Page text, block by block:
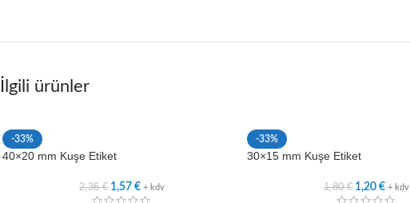
İlgili ürünler
-33%
40×20 mm Kuşe Etiket
2,36€ 1,57€ + kdv
-33%
30×15 mm Kuşe Etiket
1,80€ 1,20 € + kdv